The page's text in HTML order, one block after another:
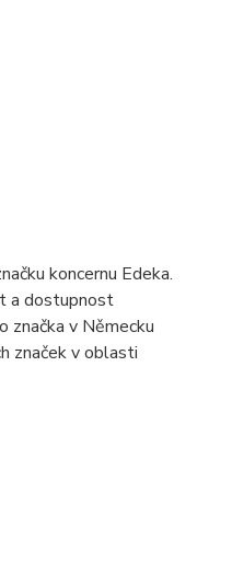
koncernu Edeka.
a dostupnost
značka v Německu
značek v oblasti